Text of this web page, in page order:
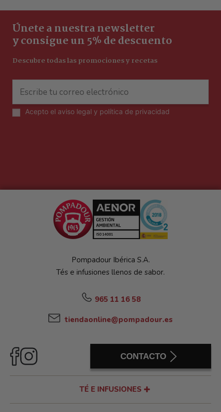
Únete a nuestra newsletter
y consigue un 5% de descuento
Descubre todas las promociones y recetas
Acepto el aviso legal y política de privacidad
Pompadour Ibérica S.A.
Tés e infusiones llenos de sabor.
965 11 16 58
tiendaonline@pompadour.es
CONTACTO
TÉ E INFUSIONES